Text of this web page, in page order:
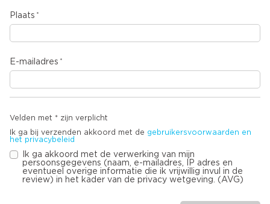
Plaats
E-mailadres
Velden met * zijn verplicht
Ik ga bij verzenden akkoord met de gebruikersvoorwaarden en
het privacybeleid
Ik ga akkoord met de verwerking van mijn
persoonsgegevens (naam, e-mailadres, IP adres en
eventueel overige informatie die ik vrijwillig invul in de
review) in het kader van de privacy wetgeving. (AVG)